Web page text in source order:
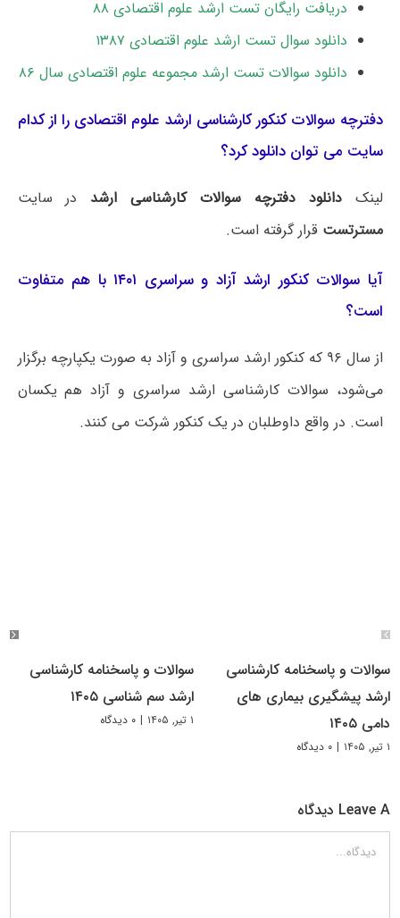
دریافت رایگان تست ارشد علوم اقتصادی ۸۸
دانلود سوال تست ارشد علوم اقتصادی ۱۳۸۷
دانلود سوالات تست ارشد مجموعه علوم اقتصادی سال ۸۶
دفترچه سوالات کنکور کارشناسی ارشد علوم اقتصادی را از کدام
سایت می توان دانلود کرد؟
لینکدانلود دفترچه سوالات کارشناسی ارشد در سایت
مسترتست قرار گرفته است.
آیا سوالات کنکور ارشد آزاد و سراسری ۱۴۰۱ با هم متفاوت
است؟
از سال ۹۶ که کنکور ارشد سراسری و آزاد به صورت یکپارچه برگزار
می‌شود، سوالات کارشناسی ارشد سراسری و آزاد هم یکسان
است. در واقع داوطلبان در یک کنکور شرکت می کنند.
سوالات و پاسخنامه کارشناسی
ارشد پیشگیری بیماری های
دامی ۱۴۰۵
۱ تیر, ۱۴۰۵ | ۰ دیدگاه
سوالات و پاسخنامه کارشناسی
ارشد سم شناسی ۱۴۰۵
۱ تیر, ۱۴۰۵ | ۰ دیدگاه
Leave A دیدگاه
دیدگاه